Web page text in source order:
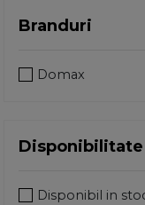
Branduri
Domax
Disponibilitate
Disponibil in